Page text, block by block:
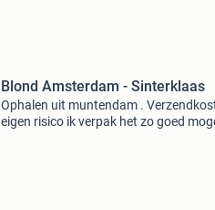
Blond Amsterdam - Sinterklaas
Ophalen uit muntendam .
eigen risico ik verpak het zo goed